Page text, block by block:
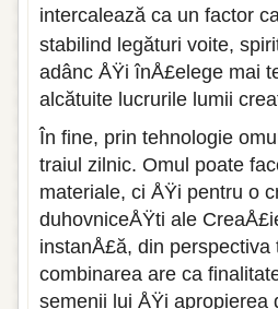
intercalează ca un factor
stabilind legături voite,
adânc ÅŸi înÅ£elege mai
alcătuite lucrurile lumii
În fine, prin tehnologie
traiul zilnic. Omul poate
materiale, ci ÅŸi pentru o
duhovniceÅŸti ale
instanÅ£ă, din
combinarea are ca
semenii lui ÅŸi apropierea